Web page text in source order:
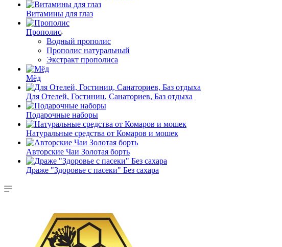
Витамины для глаз
Прополис
Водный прополис
Прополис натуральный
Экстракт прополиса
Мёд
Для Отелей, Гостиниц, Санаториев, Баз отдыха
Подарочные наборы
Натуральные средства от Комаров и мошек
Авторские Чаи Золотая борть
Драже "Здоровье с пасеки" Без сахара